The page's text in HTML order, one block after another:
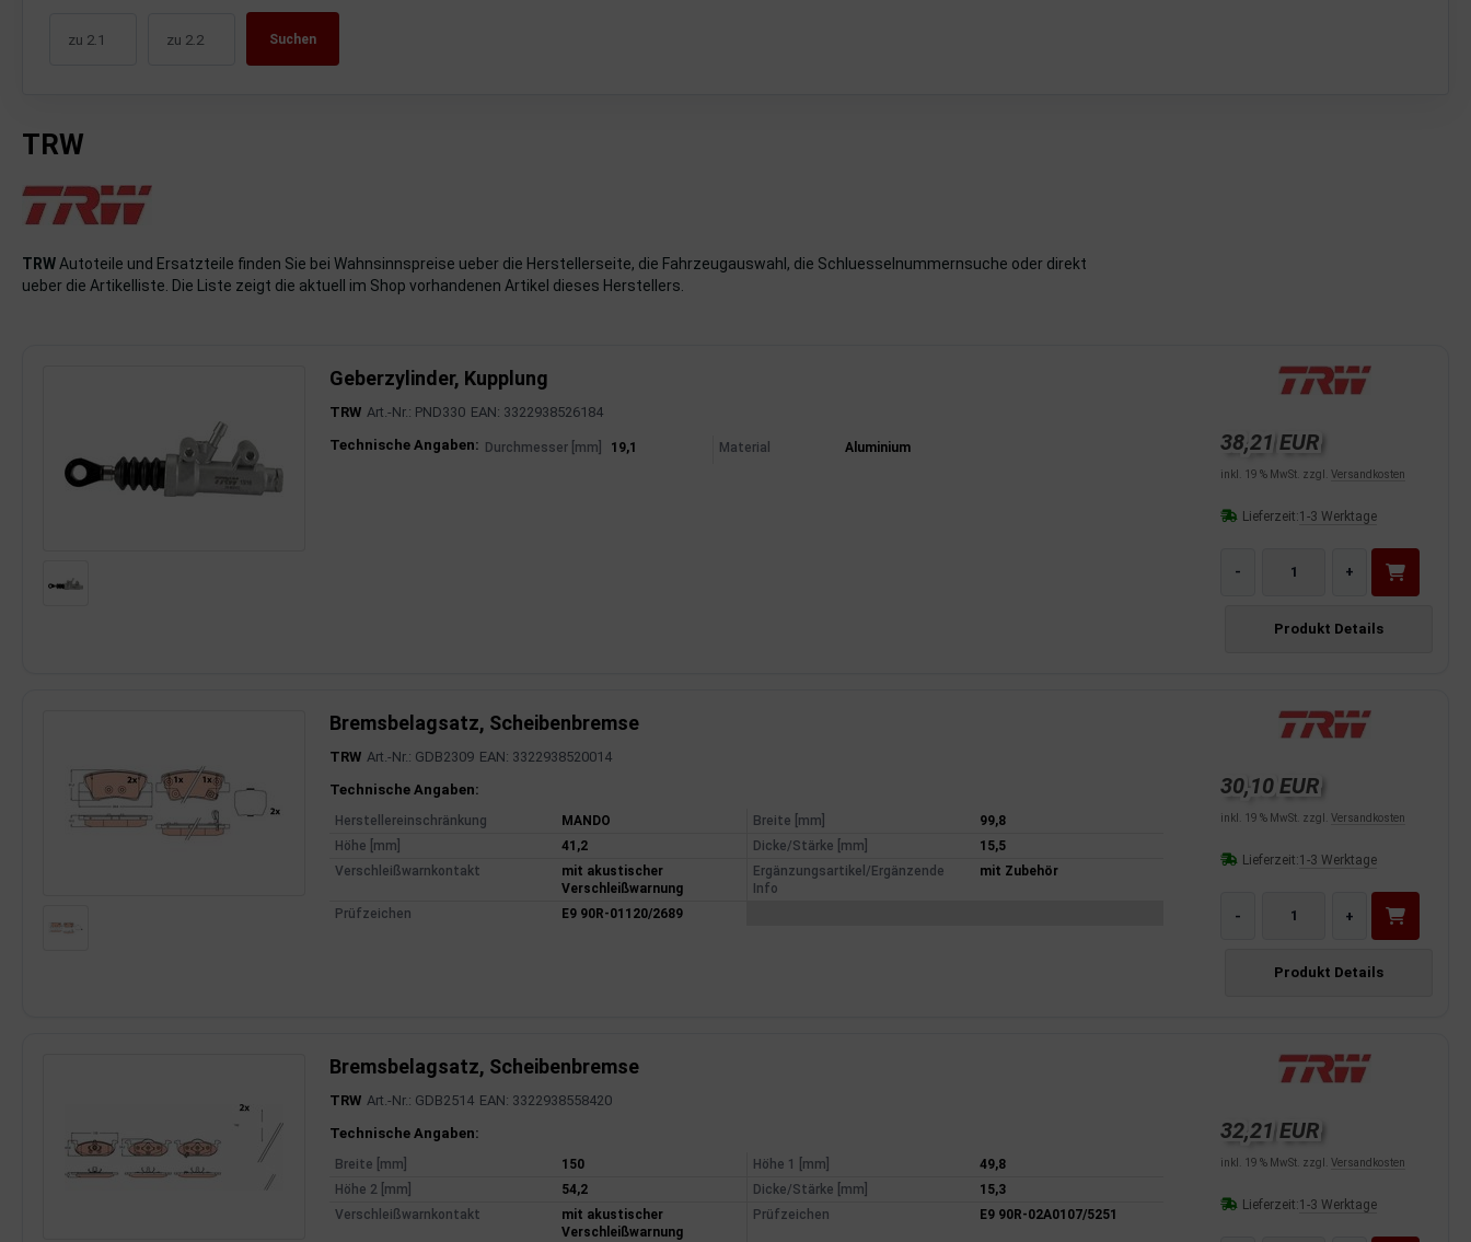
Suchen
TRW
TRWAutoteile und Ersatzteile finden Sie bei Wahnsinnspreise ueber die Herstellerseite, die Fahrzeugauswahl, die Schluesselnummernsuche oder direkt
ueber die Artikelliste. Die Liste zeigt die aktuell im Shop vorhandenen Artikel dieses Herstellers.
Geberzylinder, Kupplung
TRW Art.-Nr.: PND330 EAN: 3322938526184
Produktinformationen
Technische Angaben: Durchmesser [mm] 19,1 Material Aluminium 38,21 EUR
inkl. 19 % MwSt. zzgl. Versandkosten
Lieferzeit:1-3 Werktage
- +
Produkt Details
Bremsbelagsatz, Scheibenbremse
TRW Art.-Nr.: GDB2309 EAN: 3322938520014
Produktinformationen
Technische Angaben:
Herstellereinschränkung MANDO Breite [mm]
99,8
Höhe [mm]
41,2 Dicke/Stärke [mm]
15,5
Verschleißwarnkontakt
mit akustischer
Verschleißwarnung
Ergänzungsartikel/Ergänzende
Info
mit Zubehör
Prüfzeichen E9 90R-01120/2689
30,10 EUR
inkl. 19 % MwSt. zzgl. Versandkosten
Lieferzeit:1-3 Werktage
- +
Produkt Details
Bremsbelagsatz, Scheibenbremse
TRW Art.-Nr.: GDB2514 EAN: 3322938558420
Produktinformationen
Technische Angaben:
Breite [mm] 150 Höhe 1 [mm]
49,8
Höhe 2 [mm]
54,2 Dicke/Stärke [mm]
15,3
Verschleißwarnkontakt
mit akustischer
Verschleißwarnung
Prüfzeichen E9 90R-02A0107/5251
32,21 EUR
inkl. 19 % MwSt. zzgl. Versandkosten
Lieferzeit:1-3 Werktage
Kommunikationssysteme
Verbrauchsmaterial